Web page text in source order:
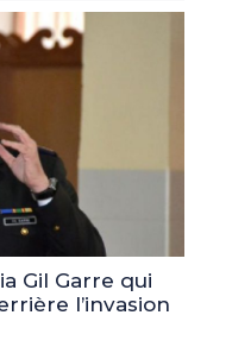
Gil Garre qui
l’invasion